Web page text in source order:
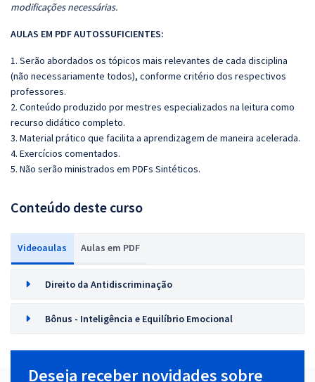
modificações necessárias.
AULAS EM PDF AUTOSSUFICIENTES:
1. Serão abordados os tópicos mais relevantes de cada disciplina
(não necessariamente todos), conforme critério dos respectivos
professores.
2. Conteúdo produzido por mestres especializados na leitura como
recurso didático completo.
3. Material prático que facilita a aprendizagem de maneira acelerada.
4. Exercícios comentados.
5. Não serão ministrados em PDFs Sintéticos.
Conteúdo deste curso
Videoaulas Aulas em PDF
Direito da Antidiscriminação
Bônus - Inteligência e Equilíbrio Emocional
Deseja receber novidades sobre